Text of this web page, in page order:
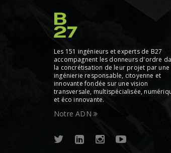
Les 151 ingénieurs et experts de B27
accompagnent les donneurs d'ordre
la concrétisation de leur projet par une
ingénierie responsable, citoyenne et
innovante fondée sur une vision
transversale, multispécialisée,
et éco innovante.
Notre ADN